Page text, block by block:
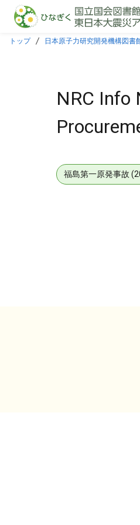
本文に飛ぶ
トップ 日本原子力研究開発機構図書
NRC Info
福島第一原発事故